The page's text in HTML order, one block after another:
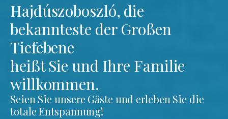
Hajdúszoboszló, die
bekannteste der Großen
Tiefebene
heißt Sie und Ihre Familie
willkommen.
Seien Sie unsere Gäste und erleben Sie die
totale Entspannung!